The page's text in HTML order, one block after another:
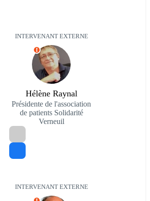
INTERVENANT EXTERNE
I
Hélène Raynal
Présidente de l'association
de patients Solidarité
Verneuil
INTERVENANT EXTERNE